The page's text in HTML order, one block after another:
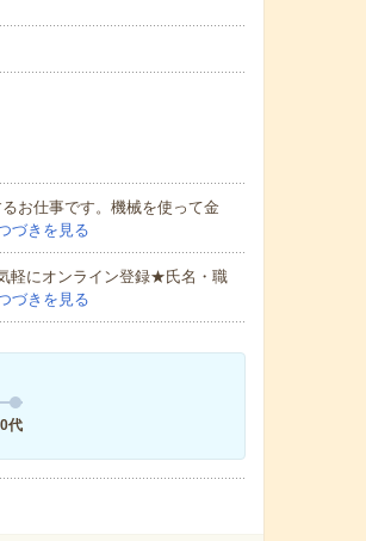
お仕事です。機械を使って金
づきを見る
軽にオンライン登録★氏名・職
づきを見る
代